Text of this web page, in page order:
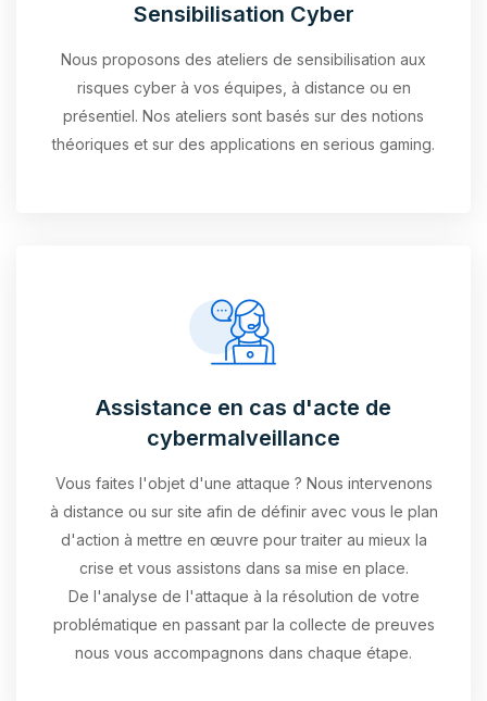
Sensibilisation Cyber
Nous proposons des ateliers de sensibilisation aux
risques cyber à vos équipes, à distance ou en
présentiel. Nos ateliers sont basés sur des notions
théoriques et sur des applications en serious gaming.
Assistance en cas d'acte de
cybermalveillance
Vous faites l'objet d'une attaque ? Nous intervenons
à distance ou sur site afin de définir avec vous le plan
d'action à mettre en œuvre pour traiter au mieux la
crise et vous assistons dans sa mise en place.
De l'analyse de l'attaque à la résolution de votre
problématique en passant par la collecte de preuves
nous vous accompagnons dans chaque étape.